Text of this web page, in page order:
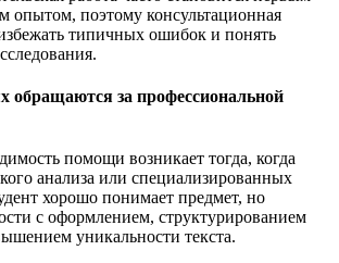
опытом, поэтому консультационная
типичных ошибок и понять
обращаются за профессиональной
помощи возникает тогда, когда
анализа или специализированных
хорошо понимает предмет, но
с оформлением, структурированием
уникальности текста.